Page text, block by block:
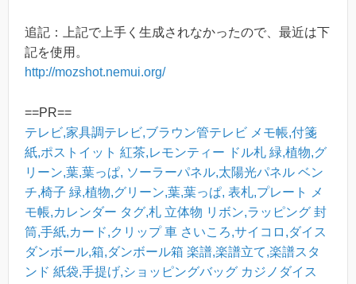
追記：上記で上手く生成されなかったので、最近は下
記を使用。
http://mozshot.nemui.org/
==PR==
テレビ,家具調テレビ,ブラウン管テレビ メモ帳,付箋
紙,ポストイット 紅茶,レモンティー ドル札 緑,植物,グ
リーン,葉,葉っぱ, ソーラーパネル,太陽光パネル ベン
チ,椅子 緑,植物,グリーン,葉,葉っぱ, 表札,プレート
メ
モ帳,カレンダー タグ,札 立体物 リボン,ラッピング 封
筒,手紙,カード,クリップ 車 さいころ,サイコロ,ダイス
ダンボール,箱,ダンボール箱 楽譜,楽譜立て,楽譜スタ
ンド 紙袋,手提げ,ショッピングバッグ カジノダイス